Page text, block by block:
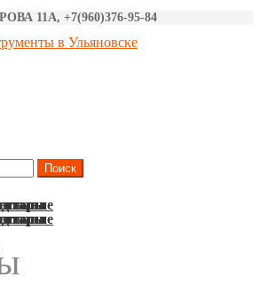
11А, +7(960)376-95-84
Поиск